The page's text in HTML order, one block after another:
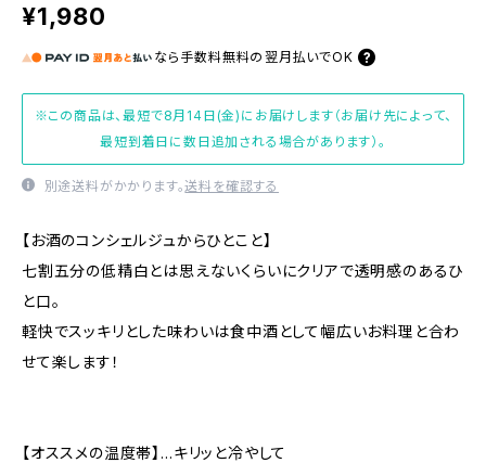
¥1,980
なら 手数料無料の 翌月払いでOK
※この商品は、最短で8月14日(金)にお届けします（お届け先によって、
最短到着日に数日追加される場合があります）。
別途送料がかかります。送料を確認する
【お酒のコンシェルジュからひとこと】
七割五分の低精白とは思えないくらいにクリアで透明感のあるひ
と口。
軽快でスッキリとした味わいは食中酒として幅広いお料理と合わ
せて楽します！
【オススメの温度帯】…キリッと冷やして